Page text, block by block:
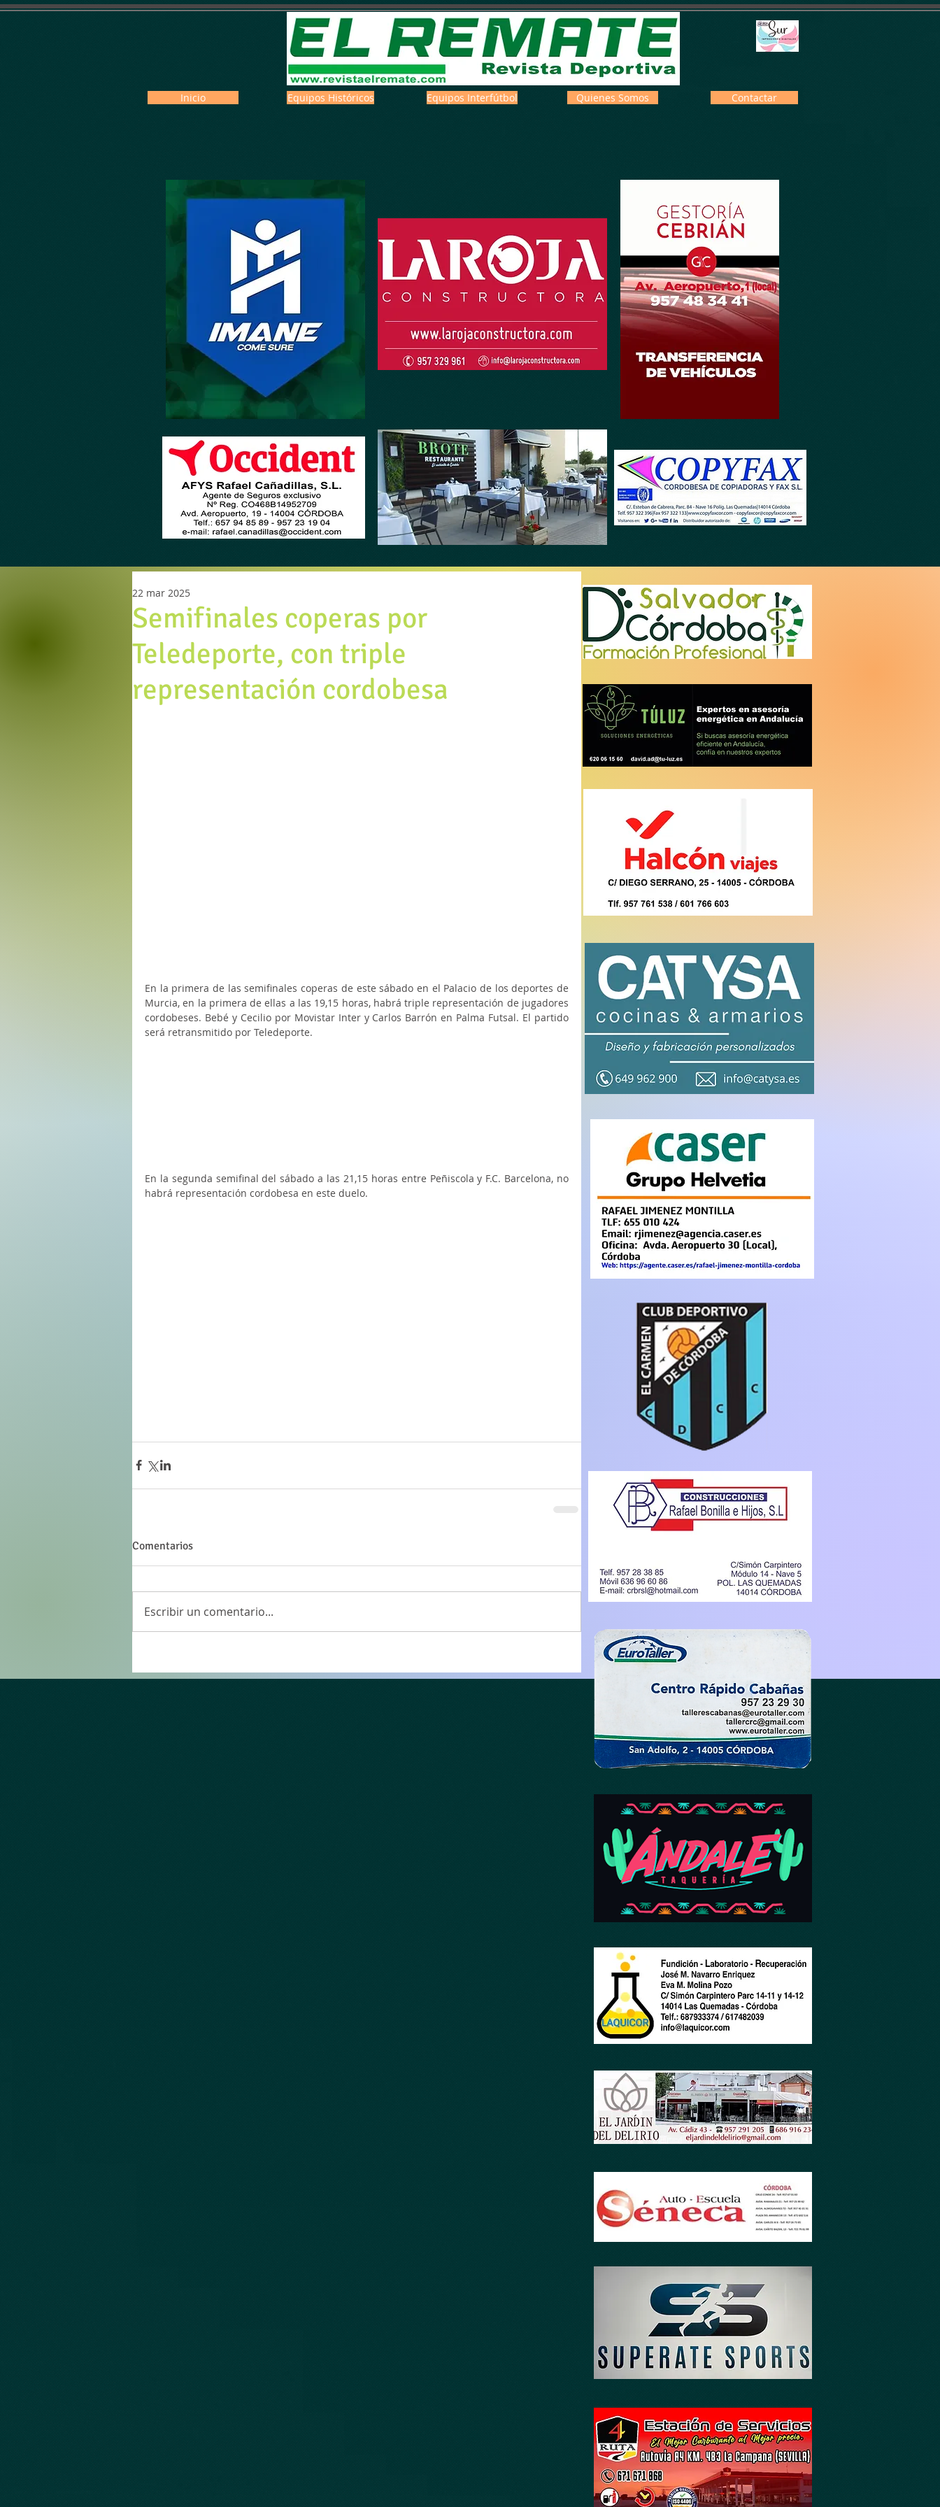
Inicio Equipos Históricos Equipos Interfútbol Quienes Somos Contactar
Semifinales coperas por
Teledeporte, con triple
representación cordobesa
22 mar 2025
En la primera de las semifinales coperas de este sábado en el Palacio de los deportes de
Murcia, en la primera de ellas a las 19,15 horas, habrá triple representación de jugadores
cordobeses. Bebé y Cecilio por Movistar Inter y Carlos Barrón en Palma Futsal. El partido
será retransmitido por Teledeporte.
En la segunda semifinal del sábado a las 21,15 horas entre Peñiscola y F.C. Barcelona, no
habrá representación cordobesa en este duelo.
Comentarios
Escribir un comentario...